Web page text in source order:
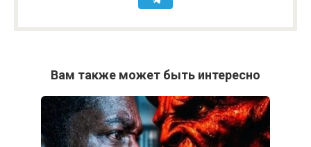
Вам также может быть интересно